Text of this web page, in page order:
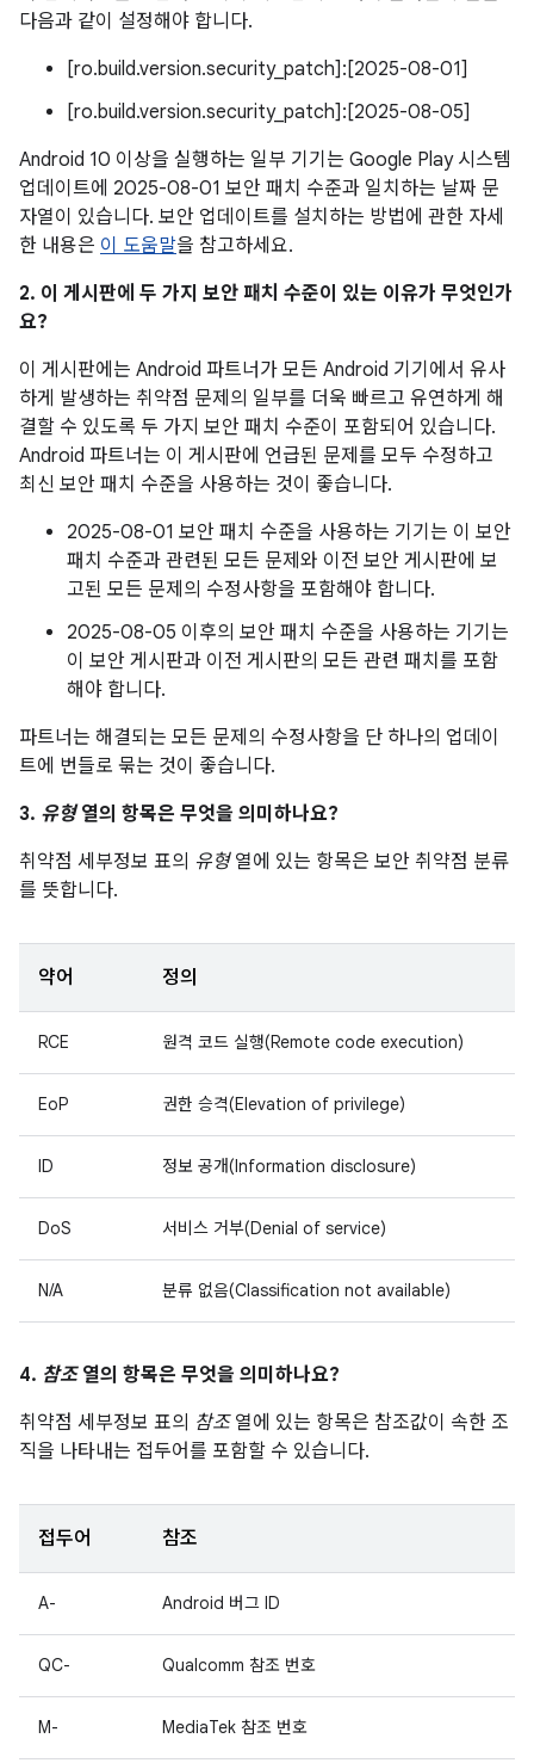
다음과 같이 설정해야 합니다.
[ro.build.version.security_patch]:[2025-08-01]
[ro.build.version.security_patch]:[2025-08-05]
Android 10 이상을 실행하는 일부 기기는 Google Play 시스템
업데이트에 2025-08-01 보안 패치 수준과 일치하는 날짜 문
자열이 있습니다. 보안 업데이트를 설치하는 방법에 관한 자세
한 내용은 이 도움말을 참고하세요.
2. 이 게시판에 두 가지 보안 패치 수준이 있는 이유가 무엇인가
요?
이 게시판에는 Android 파트너가 모든 Android 기기에서 유사
하게 발생하는 취약점 문제의 일부를 더욱 빠르고 유연하게 해
결할 수 있도록 두 가지 보안 패치 수준이 포함되어 있습니다.
Android 파트너는 이 게시판에 언급된 문제를 모두 수정하고
최신 보안 패치 수준을 사용하는 것이 좋습니다.
2025-08-01 보안 패치 수준을 사용하는 기기는 이 보안
패치 수준과 관련된 모든 문제와 이전 보안 게시판에 보
고된 모든 문제의 수정사항을 포함해야 합니다.
2025-08-05 이후의 보안 패치 수준을 사용하는 기기는
이 보안 게시판과 이전 게시판의 모든 관련 패치를 포함
해야 합니다.
파트너는 해결되는 모든 문제의 수정사항을 단 하나의 업데이
트에 번들로 묶는 것이 좋습니다.
3. 유형열의 항목은 무엇을 의미하나요?
취약점 세부정보 표의 유형열에 있는 항목은 보안 취약점 분류
를 뜻합니다.
약어 정의
RCE 원격 코드 실행(Remote code execution)
EoP 권한 승격(Elevation of privilege)
ID 정보 공개(Information disclosure)
DoS 서비스 거부(Denial of service)
N/A 분류 없음(Classification not available)
4. 참조열의 항목은 무엇을 의미하나요?
취약점 세부정보 표의 참조열에 있는 항목은 참조값이 속한 조
직을 나타내는 접두어를 포함할 수 있습니다.
접두어 참조
A- Android 버그 ID
QC- Qualcomm 참조 번호
M- MediaTek 참조 번호